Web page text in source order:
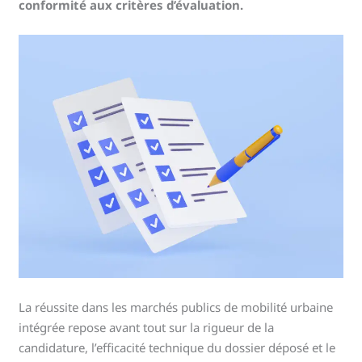
conformité aux critères d’évaluation.
La réussite dans les marchés publics de mobilité urbaine
intégrée repose avant tout sur la rigueur de la
candidature, l’efficacité technique du dossier déposé et le